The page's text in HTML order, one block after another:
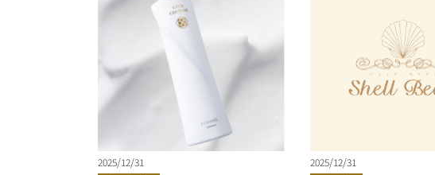
2025/12/31
2025/12/31